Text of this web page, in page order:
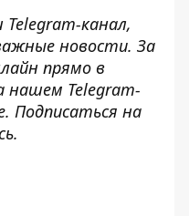
Telegram-канал,
новости. За
прямо в
нашем Telegram-
. Подписаться на
.